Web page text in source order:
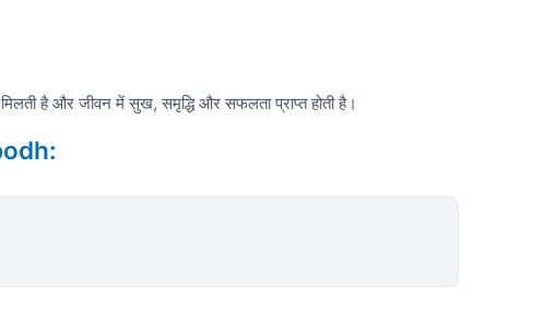
है और जीवन में सुख, समृद्धि और सफलता प्राप्त होती है।